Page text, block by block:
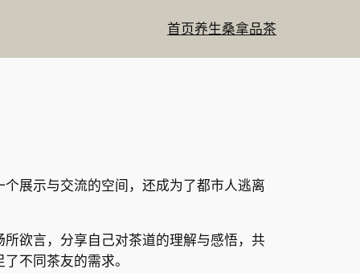
首页养生桑拿品茶
展示与交流的空间，还成为了都市人逃离
欲言，分享自己对茶道的理解与感悟，共
不同茶友的需求。